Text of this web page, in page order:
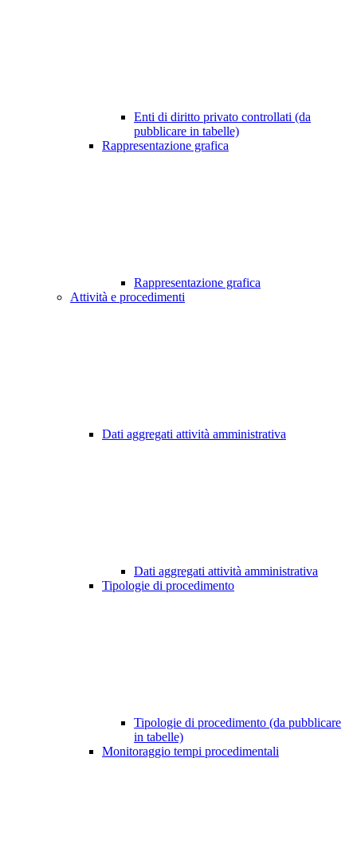
Enti di diritto privato controllati (da
pubblicare in tabelle)
Rappresentazione grafica
Rappresentazione grafica
Attività e procedimenti
Dati aggregati attività amministrativa
Dati aggregati attività amministrativa
Tipologie di procedimento
Tipologie di procedimento (da pubblicare
in tabelle)
Monitoraggio tempi procedimentali